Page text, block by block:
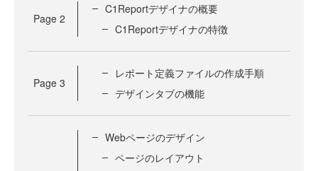
Page 2
C1Reportデザイナの概要
C1Reportデザイナの特徴
Page 3
レポート定義ファイルの作成手順
デザインタブの機能
Webページのデザイン
ページのレイアウト